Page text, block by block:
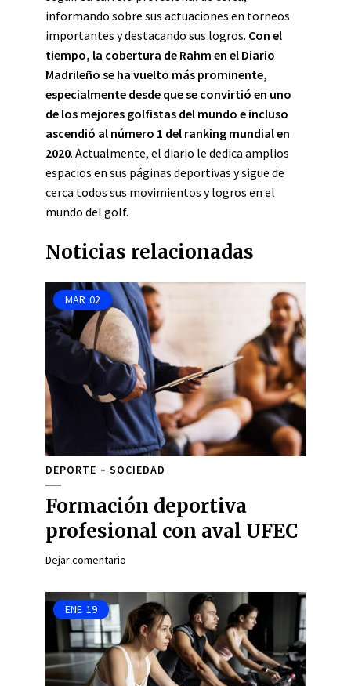
informando sobre sus actuaciones en torneos
importantes y destacando sus logros. Con el
tiempo, la cobertura de Rahm en el Diario
Madrileño se ha vuelto más prominente,
especialmente desde que se convirtió en uno
de los mejores golfistas del mundo e incluso
ascendió al número 1 del ranking mundial en
2020. Actualmente, el diario le dedica amplios
espacios en sus páginas deportivas y sigue de
cerca todos sus movimientos y logros en el
mundo del golf.
Noticias relacionadas
MAR 02
DEPORTE SOCIEDAD
Formación deportiva
profesional con aval UFEC
Dejar comentario
ENE 19